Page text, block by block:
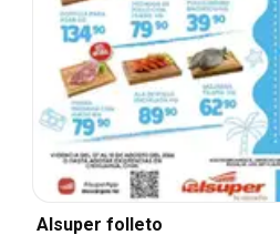
Alsuper folleto